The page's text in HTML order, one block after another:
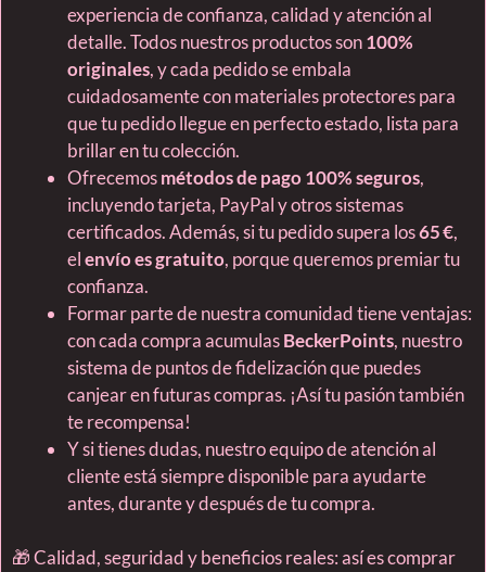
experiencia de confianza, calidad y atención al
detalle. Todos nuestros productos son100%
originales, y cada pedido se embala
cuidadosamente con materiales protectores para
que tu pedido llegue en perfecto estado, lista para
brillar en tu colección.
Ofrecemosmétodos de pago 100% seguros,
incluyendo tarjeta, PayPal y otros sistemas
certificados. Además, si tu pedido supera los65 €,
elenvío es gratuito, porque queremos premiar tu
confianza.
Formar parte de nuestra comunidad tiene ventajas:
con cada compra acumulasBeckerPoints, nuestro
sistema de puntos de fidelización que puedes
canjear en futuras compras. ¡Así tu pasión también
te recompensa!
Y si tienes dudas, nuestro equipo de atención al
cliente está siempre disponible para ayudarte
antes, durante y después de tu compra.
🎁 Calidad, seguridad y beneficios reales: así es comprar